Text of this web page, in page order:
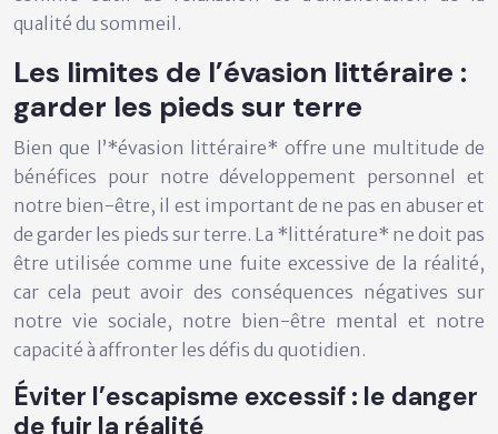
qualité du sommeil.
Les limites de l’évasion littéraire :
garder les pieds sur terre
Bien que l’*évasion littéraire* offre une multitude de
bénéfices pour notre développement personnel et
notre bien-être, il est important de ne pas en abuser et
de garder les pieds sur terre. La *littérature* ne doit pas
être utilisée comme une fuite excessive de la réalité,
car cela peut avoir des conséquences négatives sur
notre vie sociale, notre bien-être mental et notre
capacité à affronter les défis du quotidien.
Éviter l’escapisme excessif : le danger
de fuir la réalité